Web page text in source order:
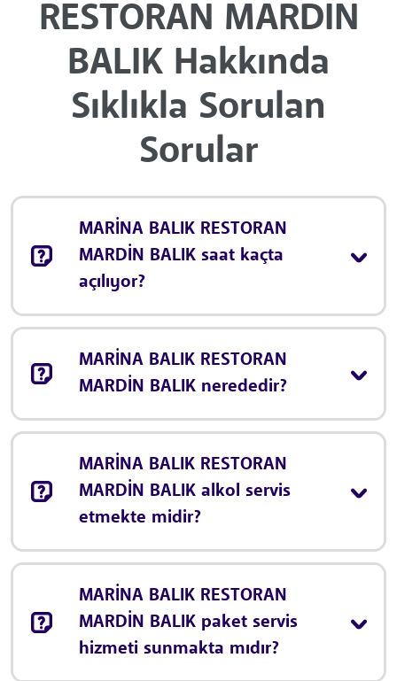
RESTORAN MARDİN
BALIK Hakkında
Sıklıkla Sorulan
Sorular
MARİNA BALIK RESTORAN
MARDİN BALIK saat kaçta
açılıyor?
MARİNA BALIK RESTORAN
MARDİN BALIK nerededir?
MARİNA BALIK RESTORAN
MARDİN BALIK alkol servis
etmekte midir?
MARİNA BALIK RESTORAN
MARDİN BALIK paket servis
hizmeti sunmakta mıdır?